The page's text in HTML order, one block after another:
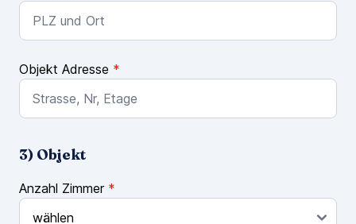
Objekt Adresse *
3) Objekt
Anzahl Zimmer *